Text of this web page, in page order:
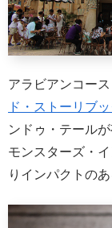
アラビアンコー
ド・ストーリブ
ンドゥ・テール
モンスターズ・
りインパクトの